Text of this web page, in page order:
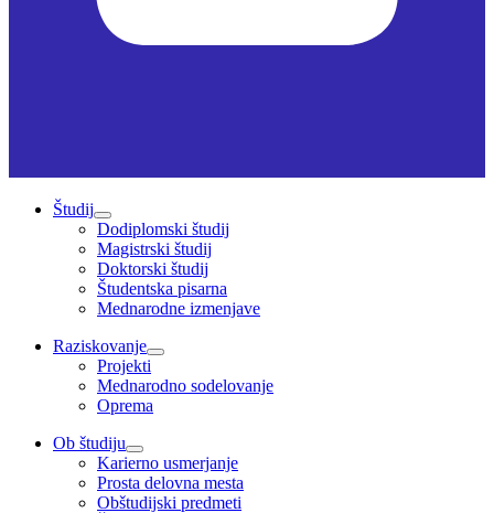
Študij
Dodiplomski študij
Magistrski študij
Doktorski študij
Študentska pisarna
Mednarodne izmenjave
Raziskovanje
Projekti
Mednarodno sodelovanje
Oprema
Ob študiju
Karierno usmerjanje
Prosta delovna mesta
Obštudijski predmeti